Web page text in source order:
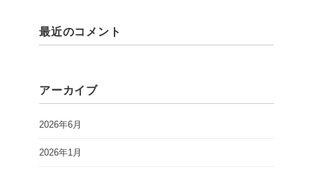
最近のコメント
アーカイブ
2026年6月
2026年1月